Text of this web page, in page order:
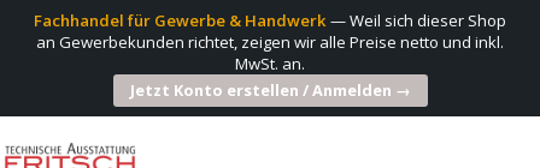
Fachhandel für Gewerbe & Handwerk— Weil sich dieser Shop
an Gewerbekunden richtet, zeigen wir alle Preise netto und inkl.
MwSt. an.
Jetzt Konto erstellen / Anmelden →